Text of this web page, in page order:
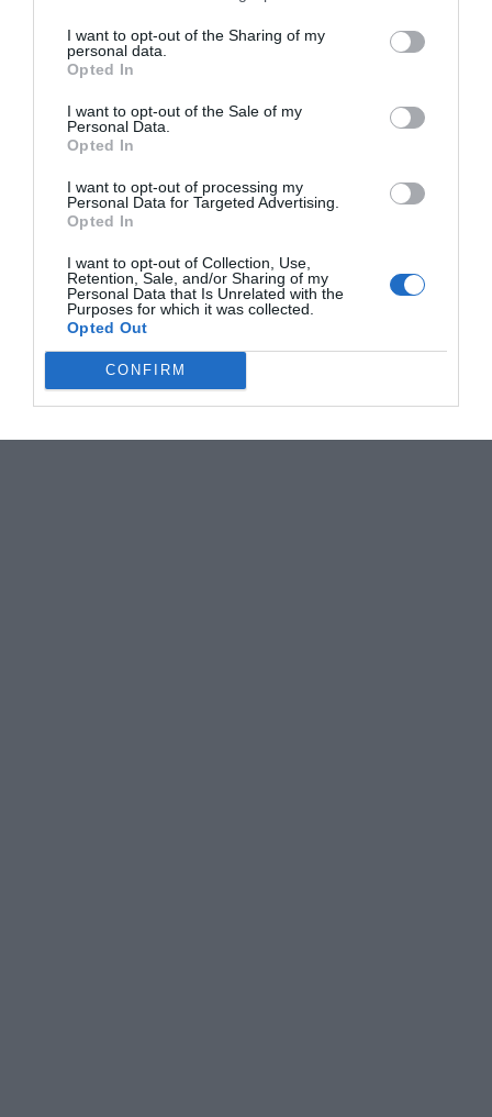
I want to opt-out of the Sharing of my
personal data.
Opted In
I want to opt-out of the Sale of my
Personal Data.
Opted In
I want to opt-out of processing my
Personal Data for Targeted Advertising.
Opted In
I want to opt-out of Collection, Use,
Retention, Sale, and/or Sharing of my
Personal Data that Is Unrelated with the
Purposes for which it was collected.
Opted Out
CONFIRM